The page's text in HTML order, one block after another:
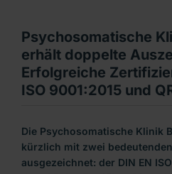
Psychosomatische
erhält doppelte
Erfolgreiche
ISO 9001:2015 und
Die Psychosomatische Klinik
kürzlich mit zwei
ausgezeichnet: der DIN EN